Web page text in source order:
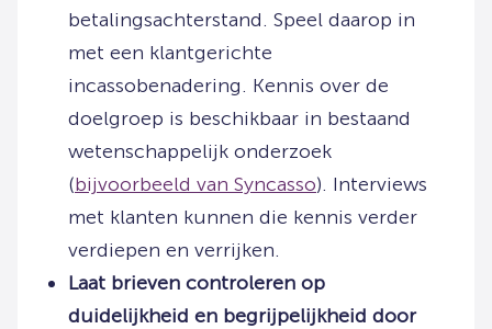
betalingsachterstand. Speel daarop in
met een klantgerichte
incassobenadering. Kennis over de
doelgroep is beschikbaar in bestaand
wetenschappelijk onderzoek
(bijvoorbeeld van Syncasso). Interviews
met klanten kunnen die kennis verder
verdiepen en verrijken.
Laat brieven controleren op
duidelijkheid en begrijpelijkheid door